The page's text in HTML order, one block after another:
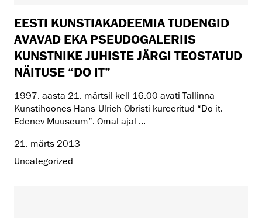
EESTI KUNSTIAKADEEMIA TUDENGID
AVAVAD EKA PSEUDOGALERIIS
KUNSTNIKE JUHISTE JÄRGI TEOSTATUD
NÄITUSE “DO IT”
1997. aasta 21. märtsil kell 16.00 avati Tallinna
Kunstihoones Hans-Ulrich Obristi kureeritud “Do it.
Edenev Muuseum”. Omal ajal ...
21. märts 2013
Uncategorized